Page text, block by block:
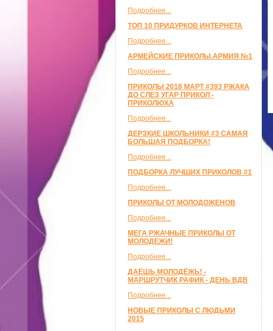
Подробнее...
ТОП 10 ПРИДУРКОВ ИНТЕРНЕТА
Подробнее...
АРМЕЙСКИЕ ПРИКОЛЫ.АРМИЯ №1
Подробнее...
ПРИКОЛЫ 2018 МАРТ #393 РЖАКА
ДО СЛЕЗ УГАР ПРИКОЛ -
ПРИКОЛЮХА
Подробнее...
ДЕРЗКИЕ ШКОЛЬНИКИ #3 САМАЯ
БОЛЬШАЯ ПОДБОРКА!
Подробнее...
ПОДБОРКА ЛУЧШИХ ПРИКОЛОВ #1
Подробнее...
ПРИКОЛЫ ОТ МОЛОДОЖЕНОВ
Подробнее...
МЕГА РЖАЧНЫЕ ПРИКОЛЫ ОТ
МОЛОДЕЖИ!
Подробнее...
ДАЁШЬ МОЛОДЁЖЬ! -
МАРШРУТЧИК РАФИК - ДЕНЬ ВДВ
Подробнее...
НОВЫЕ ПРИКОЛЫ С ЛЮДЬМИ
2015